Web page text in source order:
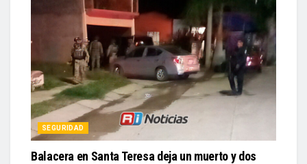
SEGURIDAD
Balacera en Santa Teresa deja un muerto y dos